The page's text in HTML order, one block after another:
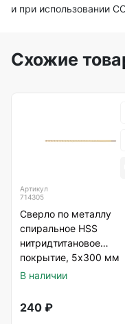
и при использовании
Схожие
Артикул
714305
Сверло по металлу
спиральное HSS
нитридтитановое
покрытие, 5х300 мм
Matrix
В наличии
240 ₽